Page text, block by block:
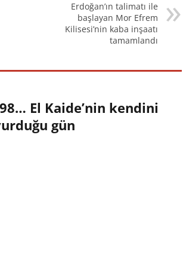
Erdoğan’ın talimatı ile
başlayan Mor Efrem
Kilisesi’nin kaba inşaatı
tamamlandı
El Kaide’nin kendini
gün